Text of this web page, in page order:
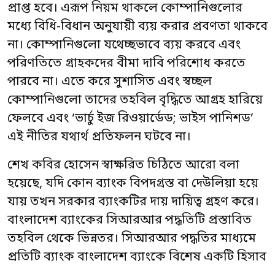
প্রাপ্ত হবে। এরূপ নিয়ম থাকলে কোম্পানিগুলোর
মধ্যে বিধি-বিধান অনুযায়ী ব্যয় করার প্রবণতা থাকবে
না। কোম্পানিগুলো যথেচ্ছভাবে ব্যয় করবে এবং
পরিণতিতে গ্রাহকদের বীমা দাবি পরিশোধ করতে
পারবে না। এতে করে সুশাসিত এবং স্বচ্ছল
কোম্পানিগুলো তাদের তহবিল বৃদ্ধিতে আগ্রহ হারিয়ে
ফেলবে এবং ‘ভার্চু ইজ রিওয়ার্ডেড; ভাইস পানিশড’
এই নীতির যথার্থ প্রতিফলন ঘটবে না।
শেখ কবির হোসেন স্বাক্ষরিত চিঠিতে আরো বলা
হয়েছে, যদি কোন ব্যাংক বিপদগ্রস্ত বা দেউলিয়া হয়ে
যায় তখন সরকার ব্যাংকটির দায় দায়িত্ব গ্রহণ করে।
বাংলাদেশ ব্যাংকের সিআরআর পদ্ধতিটি প্রস্তাবিত
তহবিল থেকে ভিন্নতর। সিআরআর পদ্ধতির মাধ্যমে
প্রতিটি ব্যাংক বাংলাদেশ ব্যাংকে বিশেষ একটি হিসাব